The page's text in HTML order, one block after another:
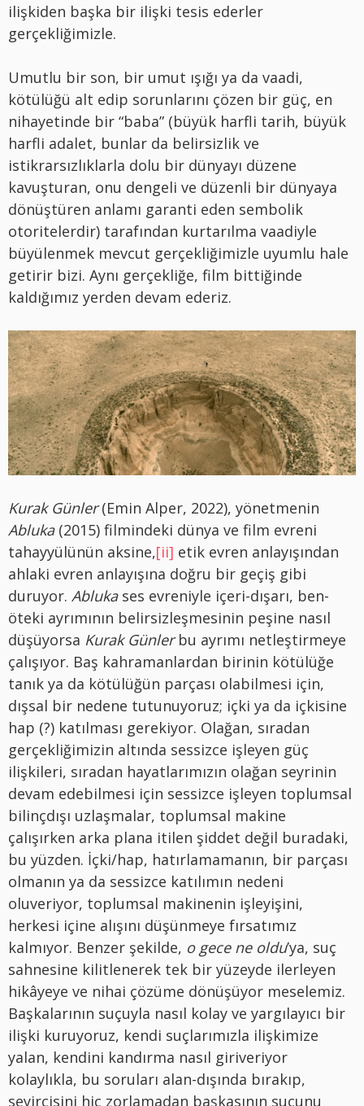
ilişkiden başka bir ilişki tesis ederler
gerçekliğimizle.
Umutlu bir son, bir umut ışığı ya da vaadi,
kötülüğü alt edip sorunlarını çözen bir güç, en
nihayetinde bir “baba” (büyük harfli tarih, büyük
harfli adalet, bunlar da belirsizlik ve
istikrarsızlıklarla dolu bir dünyayı düzene
kavuşturan, onu dengeli ve düzenli bir dünyaya
dönüştüren anlamı garanti eden sembolik
otoritelerdir) tarafından kurtarılma vaadiyle
büyülenmek mevcut gerçekliğimizle uyumlu hale
getirir bizi. Aynı gerçekliğe, film bittiğinde
kaldığımız yerden devam ederiz.
Kurak Günler(Emin Alper, 2022), yönetmenin
Abluka (2015) filmindeki dünya ve film evreni
tahayyülünün aksine,[ii] etik evren anlayışından
ahlaki evren anlayışına doğru bir geçiş gibi
duruyor. Abluka ses evreniyle içeri-dışarı, ben-
öteki ayrımının belirsizleşmesinin peşine nasıl
düşüyorsa Kurak Günlerbu ayrımı netleştirmeye
çalışıyor. Baş kahramanlardan birinin kötülüğe
tanık ya da kötülüğün parçası olabilmesi için,
dışsal bir nedene tutunuyoruz; içki ya da içkisine
hap (?) katılması gerekiyor. Olağan, sıradan
gerçekliğimizin altında sessizce işleyen güç
ilişkileri, sıradan hayatlarımızın olağan seyrinin
devam edebilmesi için sessizce işleyen toplumsal
bilinçdışı uzlaşmalar, toplumsal makine
çalışırken arka plana itilen şiddet değil buradaki,
bu yüzden. İçki/hap, hatırlamamanın, bir parçası
olmanın ya da sessizce katılımın nedeni
oluveriyor, toplumsal makinenin işleyişini,
herkesi içine alışını düşünmeye fırsatımız
kalmıyor. Benzer şekilde, o gece ne oldu’ya, suç
sahnesine kilitlenerek tek bir yüzeyde ilerleyen
hikâyeye ve nihai çözüme dönüşüyor meselemiz.
Başkalarının suçuyla nasıl kolay ve yargılayıcı bir
ilişki kuruyoruz, kendi suçlarımızla ilişkimize
yalan, kendini kandırma nasıl giriveriyor
kolaylıkla, bu soruları alan-dışında bırakıp,
seyircisini hiç zorlamadan başkasının suçunu